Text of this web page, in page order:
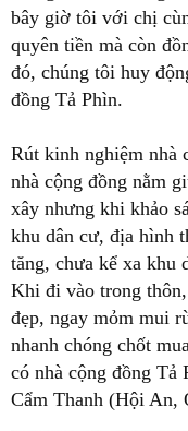
bây giờ tôi với chị
quyên tiền mà còn
đó, chúng tôi huy
đồng Tả Phìn.
Rút kinh nghiệm nhà
nhà cộng đồng nằm
xây nhưng khi khảo
khu dân cư, địa hình
tăng, chưa kể xa khu
Khi đi vào trong
đẹp, ngay mỏm mui
nhanh chóng chốt
có nhà cộng đồng Tả
Cẩm Thanh (Hội An,